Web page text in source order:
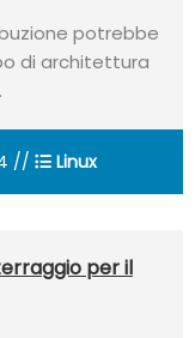
potrebbe
di architettura
// Linux
per il